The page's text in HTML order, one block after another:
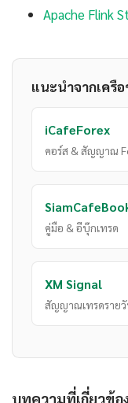
Apache Flink
แนะนำจากเครื
iCafeForex
คอร์ส & สัญญาณ
คู่มือ & อีบุ๊กเทรด
XM Signal
สัญญาณเทรดราย
บทความที่เกี่ยวข้อ